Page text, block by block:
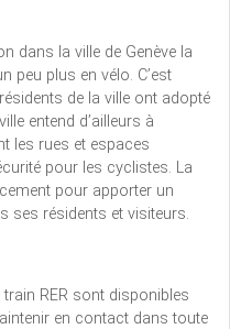
dans la ville de Genève la
peu plus en vélo. C’est
de la ville ont adopté
entend d’ailleurs à
les rues et espaces
pour les cyclistes. La
pour apporter un
ses résidents et visiteurs.
RER sont disponibles
en contact dans toute